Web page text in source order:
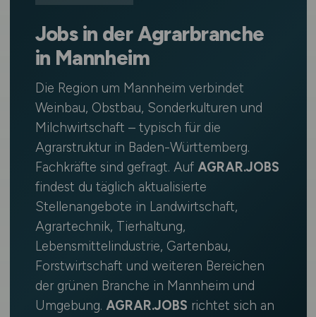
Jobs in der Agrarbranche
in Mannheim
Die Region um Mannheim verbindet
Weinbau, Obstbau, Sonderkulturen und
Milchwirtschaft – typisch für die
Agrarstruktur in Baden-Württemberg.
Fachkräfte sind gefragt. Auf AGRAR.JOBS
findest du täglich aktualisierte
Stellenangebote in Landwirtschaft,
Agrartechnik, Tierhaltung,
Lebensmittelindustrie, Gartenbau,
Forstwirtschaft und weiteren Bereichen
der grünen Branche in Mannheim und
Umgebung. AGRAR.JOBS richtet sich an